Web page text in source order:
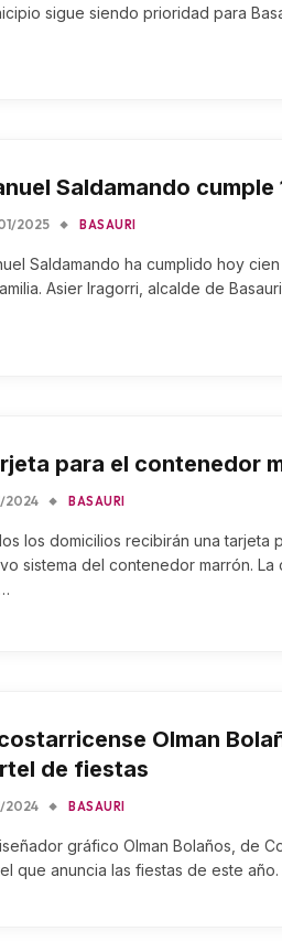
sigue siendo prioridad para
Saldamando cumple
2025 BASAURI
Saldamando ha cumplido hoy
Asier Iragorri, alcalde de
para el contenedor
2024 BASAURI
los domicilios recibirán una tarjeta
sistema del contenedor marrón. La
Olman
de fiestas
2024 BASAURI
gráfico Olman Bolaños, de
que anuncia las fiestas de este